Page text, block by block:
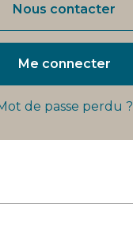
Nous contacter
Me connecter
de passe perdu ?